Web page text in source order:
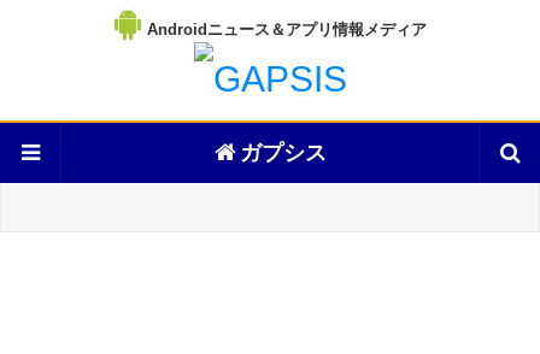
Androidニュース＆アプリ情報メディア
ガプシス